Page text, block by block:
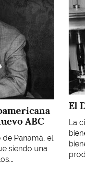
ABC
Panamá, el
siendo una
El
La